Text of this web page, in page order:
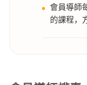
會員導師
的課程，